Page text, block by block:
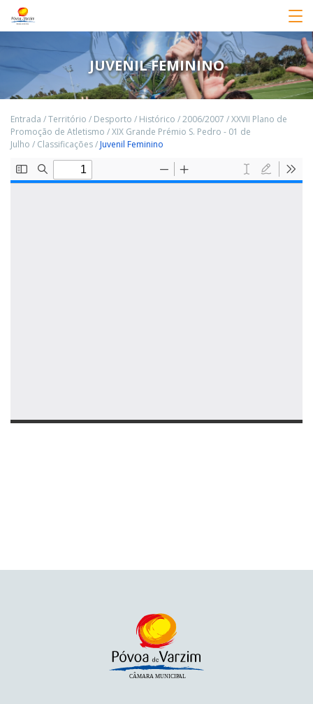
JUVENIL FEMININO
Entrada /Território / Desporto / Histórico /2006/2007 /XXVII Plano de
Promoção de Atletismo /XIX Grande Prémio S. Pedro - 01 de
Julho / Classificações/Juvenil Feminino